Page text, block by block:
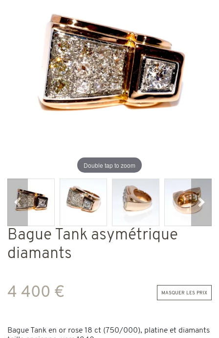
Double tap to zoom
Précédent
Bague Tank asymétrique
diamants
4 400 € masquer les prix
Bague Tank en or rose 18 ct (750/000), platine et diamants